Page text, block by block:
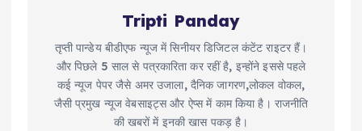
Tripti Panday
तृप्ती पान्डेय बीडीएफ न्यूज में सिनीयर डिजिटल कंटेंट राइटर हैं।
और पिछले 5 साल से पत्रकारिता कर रहीं है, इन्होंने इससे पहले
कई न्यूज पेपर जैसे अमर उजाला, दैनिक जागरण,लोकल वोकल,
जैसी प्रमुख न्यूज वेबसाइट्स और ऐप्स में काम किया है। राजनीति
की खबरों में इनकी खास पकड़ है।